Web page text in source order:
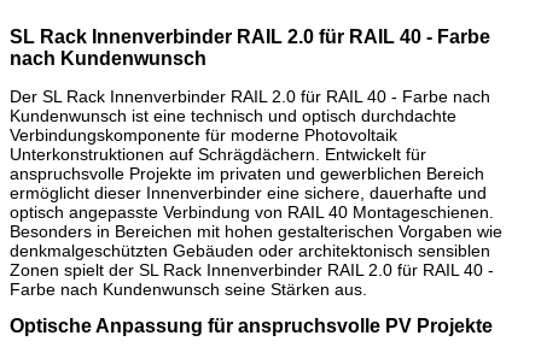
SL Rack Innenverbinder RAIL 2.0 für RAIL 40 - Farbe
nach Kundenwunsch
Der SL Rack Innenverbinder RAIL 2.0 für RAIL 40 - Farbe nach
Kundenwunsch ist eine technisch und optisch durchdachte
Verbindungskomponente für moderne Photovoltaik
Unterkonstruktionen auf Schrägdächern. Entwickelt für
anspruchsvolle Projekte im privaten und gewerblichen Bereich
ermöglicht dieser Innenverbinder eine sichere, dauerhafte und
optisch angepasste Verbindung von RAIL 40 Montageschienen.
Besonders in Bereichen mit hohen gestalterischen Vorgaben wie
denkmalgeschützten Gebäuden oder architektonisch sensiblen
Zonen spielt der SL Rack Innenverbinder RAIL 2.0 für RAIL 40 -
Farbe nach Kundenwunsch seine Stärken aus.
Optische Anpassung für anspruchsvolle PV Projekte